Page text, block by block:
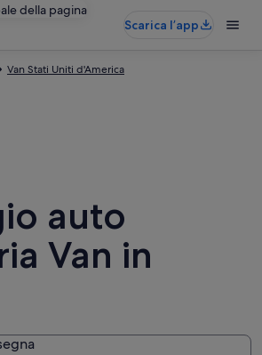
della pagina
Scarica l’app
Van Stati Uniti d'America
auto
Van in